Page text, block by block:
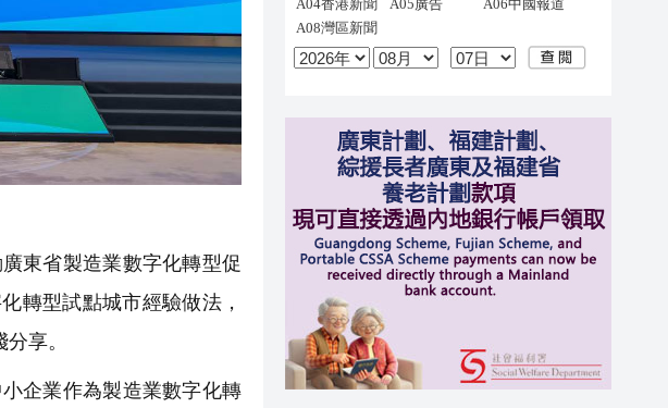
東省製造業數字化轉型促
轉型試點城市經驗做法，
享。
企業作為製造業數字化轉